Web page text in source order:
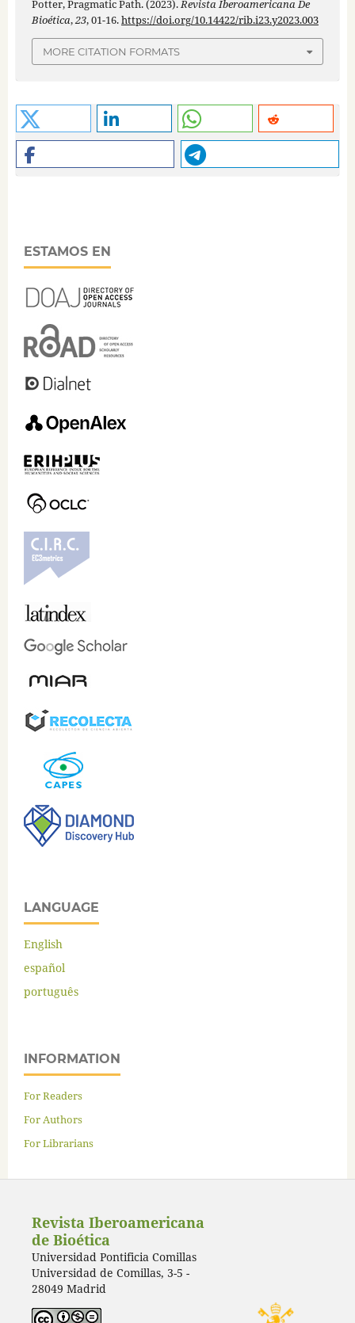
Potter, Pragmatic Path. (2023).Revista Iberoamericana De
Bioética,23, 01-16.https://doi.org/10.14422/rib.i23.y2023.003
MORE CITATION FORMATS
ESTAMOS EN
LANGUAGE
English
español
português
INFORMATION
For Readers
For Authors
For Librarians
Revista Iberoamericana
de Bioética
Universidad Pontificia Comillas
Universidad de Comillas, 3-5 -
28049 Madrid